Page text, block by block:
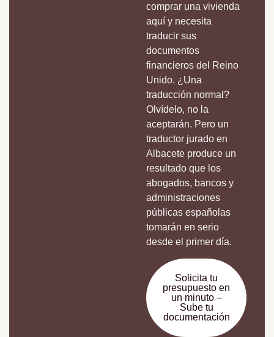
comprar una vivienda
aquí y necesita
traducir sus
documentos
financieros del Reino
Unido. ¿Una
traducción normal?
Olvídelo, no la
aceptarán. Pero un
traductor jurado en
Albacete produce un
resultado que los
abogados, bancos y
administraciones
públicas españolas
tomarán en serio
desde el primer día.
Solicita tu
presupuesto en
un minuto –
Sube tu
documentación